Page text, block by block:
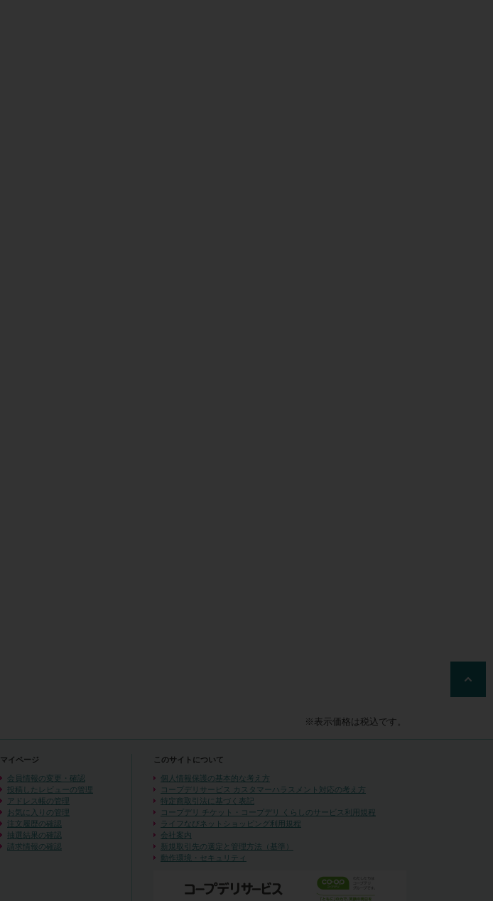
※表示価格は税込です。
マイページ
会員情報の変更・確認
投稿したレビューの管理
アドレス帳の管理
お気に入りの管理
注文履歴の確認
抽選結果の確認
請求情報の確認
このサイトについて
個人情報保護の基本的な考え方
コープデリサービス カスタマーハラスメント対応の考え方
特定商取引法に基づく表記
コープデリ チケット・コープデリ くらしのサービス利用規程
ライフなびネットショッピング利用規程
会社案内
新規取引先の選定と管理方法（基準）
動作環境・セキュリティ